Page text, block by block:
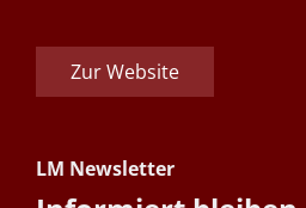
Zur Website
LM Newsletter